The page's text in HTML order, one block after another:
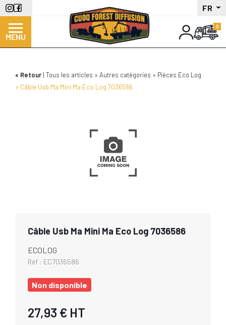
Aller
au
contenu
principal
FR
MENU
Retour Tous les articles Autres catégories
Pièces Eco Log
Câble Usb Ma Mini Ma Eco Log 7036586
Câble Usb Ma Mini Ma Eco Log 7036586
ECOLOG
Réf : EC7036586
Non disponible
27,93 € HT